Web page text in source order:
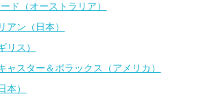
ド（オーストラリア）
アン（日本）
リス）
ャスター＆ポラックス（アメリカ）
本）